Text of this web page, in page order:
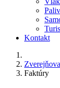
Kontakt
Faktúry